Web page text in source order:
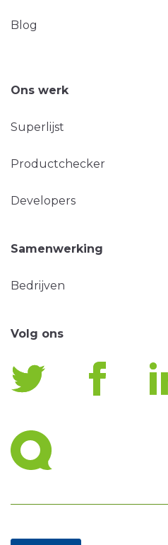
Blog
Ons werk
Superlijst
Productchecker
Developers
Samenwerking
Bedrijven
Volg ons